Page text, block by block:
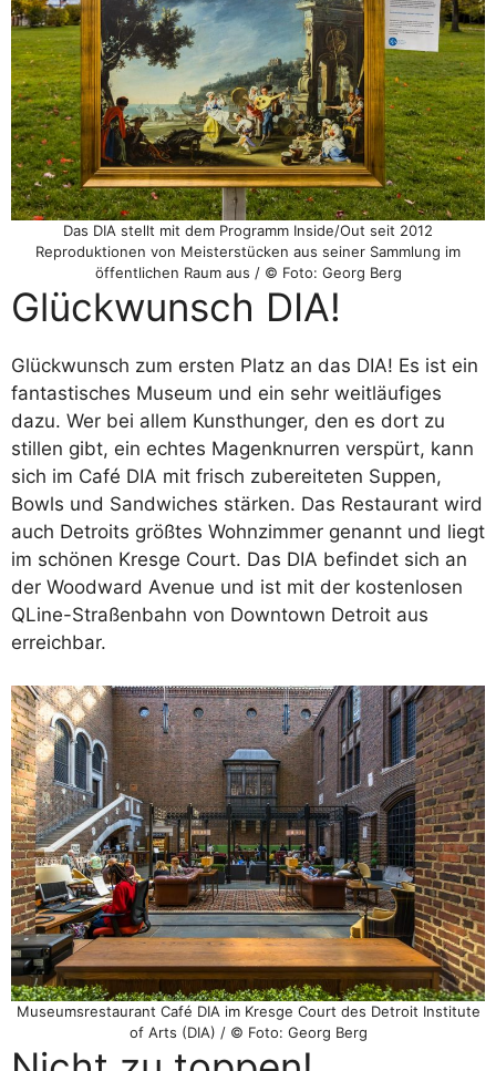
Das DIA stellt mit dem Programm Inside/Out seit 2012
Reproduktionen von Meisterstücken aus seiner Sammlung im
öffentlichen Raum aus / © Foto: Georg Berg
Glückwunsch DIA!
Glückwunsch zum ersten Platz an das DIA! Es ist ein
fantastisches Museum und ein sehr weitläufiges
dazu. Wer bei allem Kunsthunger, den es dort zu
stillen gibt, ein echtes Magenknurren verspürt, kann
sich im Café DIA mit frisch zubereiteten Suppen,
Bowls und Sandwiches stärken. Das Restaurant wird
auch Detroits größtes Wohnzimmer genannt und liegt
im schönen Kresge Court. Das DIA befindet sich an
der Woodward Avenue und ist mit der kostenlosen
QLine-Straßenbahn von Downtown Detroit aus
erreichbar.
Museumsrestaurant Café DIA im Kresge Court des Detroit Institute
of Arts (DIA) / © Foto: Georg Berg